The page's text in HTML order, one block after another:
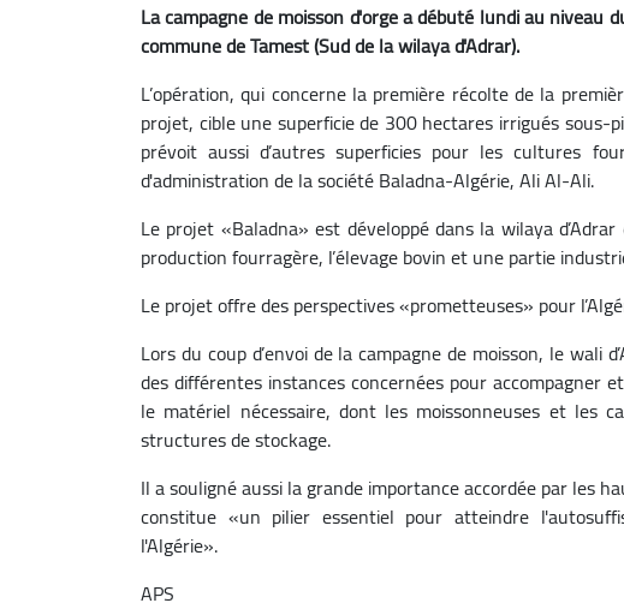
La campagne de moisson d'orge a débuté lundi au
commune de Tamest (Sud de la wilaya d'Adrar).
L’opération, qui concerne la première récolte de la
projet, cible une superficie de 300 hectares irrigués
prévoit aussi d’autres superficies pour les cultures
d'administration de la société Baladna-Algérie, Ali Al-Ali.
Le projet «Baladna» est développé dans la wilaya
production fourragère, l’élevage bovin et une partie
Le projet offre des perspectives «prometteuses» pour
Lors du coup d’envoi de la campagne de moisson, le wali
des différentes instances concernées pour accompagner
le matériel nécessaire, dont les moissonneuses et les
structures de stockage.
Il a souligné aussi la grande importance accordée par les
constitue «un pilier essentiel pour atteindre
l'Algérie».
APS